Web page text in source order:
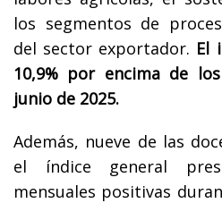
los segmentos de
del sector exportador. El
10,9% por encima de
junio de 2025.
Además, nueve de las
el índice general
mensuales positivas